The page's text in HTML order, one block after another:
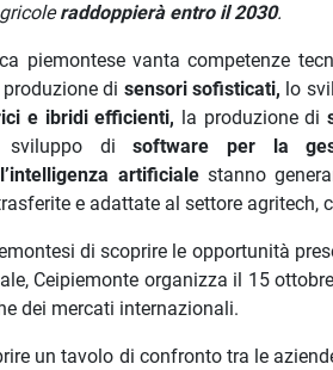
raddoppierà entro il 2030.
piemontese vanta competenze
di sensori sofisticati, lo
e ibridi efficienti, la produzione di
disoftware per la
artificialestanno
e adattate al settore agritech,
di scoprire le opportunità
Ceipiemonte organizza il 15
dei mercati internazionali.
un tavolo di confronto tra le